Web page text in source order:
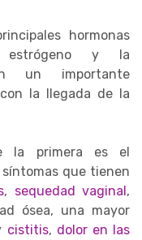
hormonas
estrógeno y la
un importante
la llegada de la
la primera es el
síntomas que tienen
, sequedad vaginal,
ósea, una mayor
cistitis, dolor en las